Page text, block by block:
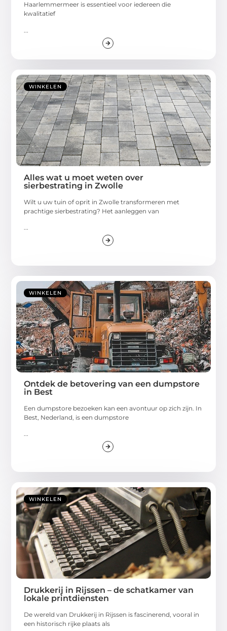
Haarlemmermeer is essentieel voor iedereen die
kwalitatief
WINKELEN
Alles wat u moet weten over
sierbestrating in Zwolle
Wilt u uw tuin of oprit in Zwolle transformeren met
prachtige sierbestrating? Het aanleggen van
...
WINKELEN
Ontdek de betovering van een dumpstore
in Best
Een dumpstore bezoeken kan een avontuur op zich zijn. In
Best, Nederland, is een dumpstore
...
WINKELEN
Drukkerij in Rijssen – de schatkamer van
lokale printdiensten
De wereld van Drukkerij in Rijssen is fascinerend, vooral in
een historisch rijke plaats als